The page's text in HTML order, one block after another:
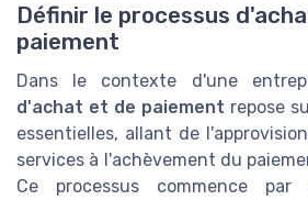
Définir le processus
paiement
Dans le contexte d'une
d'achat et de paiement repose
essentielles, allant de
services à l'achèvement du
Ce processus commence par